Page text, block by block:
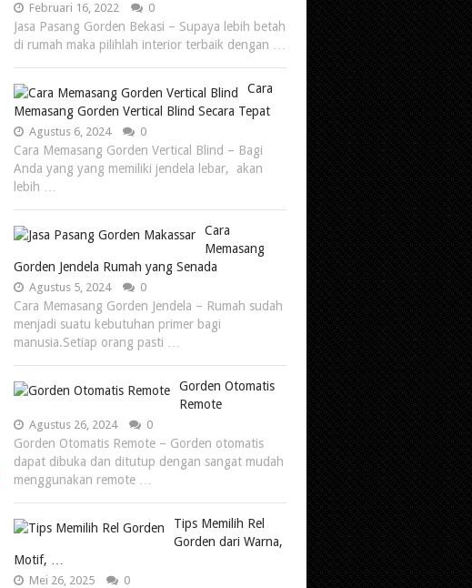
Februari 16, 2022 0
Jasa Pasang Gorden Bekasi – Supaya lebih betah
di rumah maka pilihlah interior terbaik dengan …
Cara
Memasang Gorden Vertical Blind Secara Tepat
Agustus 6, 2024 0
Cara Memasang Gorden Vertical Blind – Bagi
Anda yang yang memiliki jendela lebar, akan
lebih …
Cara
Memasang
Gorden Jendela Rumah yang Senada
Agustus 5, 2024 0
Cara Memasang Gorden Jendela – Rumah sudah
menjadi suatu kebutuhan primer bagi
manusia.Setiap orang pasti …
Gorden Otomatis
Remote
Agustus 26, 2024 0
Gorden Otomatis Remote – Gorden otomatis
dapat dibuka dan ditutup dengan sangat mudah
menggunakan remote …
Tips Memilih Rel
Gorden dari Warna,
Motif, …
Mei 26, 2025 0